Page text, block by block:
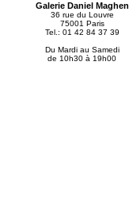
Galerie Daniel Maghen
36 rue du Louvre
75001 Paris
Tel.: 01 42 84 37 39
Du Mardi au Samedi
de 10h30 à 19h00